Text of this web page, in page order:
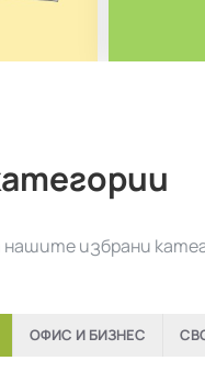
избрани
ОФИС И БИЗНЕС